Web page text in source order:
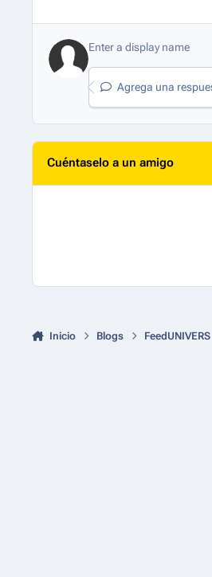
Agrega una
Cuéntaselo a un amigo
Inicio Blogs FeedUNIVERS